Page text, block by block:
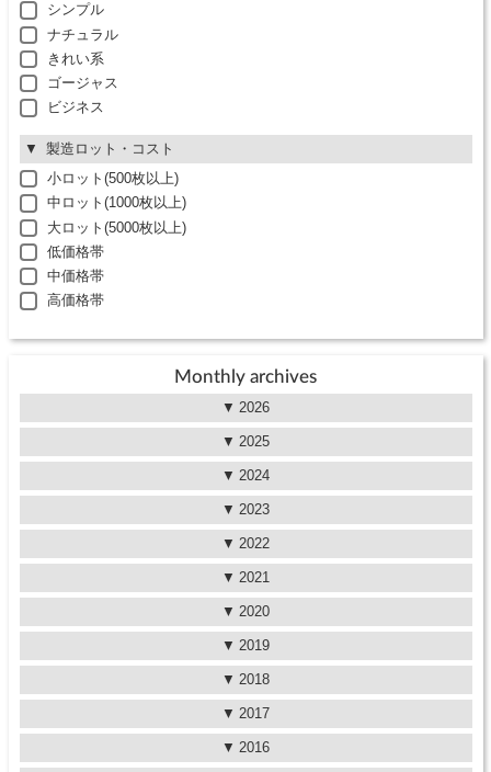
シンプル
ナチュラル
きれい系
ゴージャス
ビジネス
製造ロット・コスト
小ロット(500枚以上)
中ロット(1000枚以上)
大ロット(5000枚以上)
低価格帯
中価格帯
高価格帯
Monthly archives
2026
2025
2024
2023
2022
2021
2020
2019
2018
2017
2016